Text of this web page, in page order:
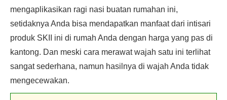
mengaplikasikan ragi nasi buatan rumahan ini,
setidaknya Anda bisa mendapatkan manfaat dari intisari
produk SKII ini di rumah Anda dengan harga yang pas di
kantong. Dan meski cara merawat wajah satu ini terlihat
sangat sederhana, namun hasilnya di wajah Anda tidak
mengecewakan.